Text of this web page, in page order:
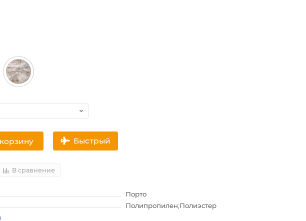
Быстрый
В сравнение
Порто
Полипропилен;Полиэстер